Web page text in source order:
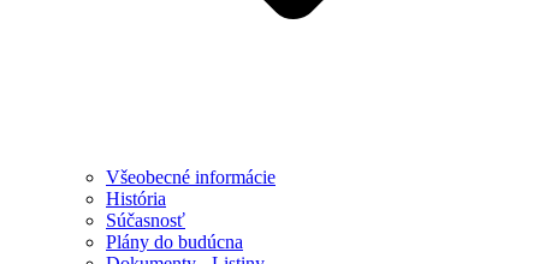
Všeobecné informácie
História
Súčasnosť
Plány do budúcna